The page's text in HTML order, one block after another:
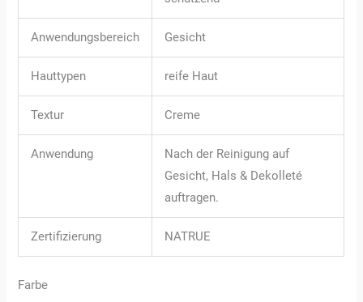
Anwendungsbereich Gesicht
Hauttypen reife Haut
Textur Creme
Anwendung
Nach der Reinigung auf
Gesicht, Hals & Dekolleté
auftragen.
Zertifizierung NATRUE
Farbe